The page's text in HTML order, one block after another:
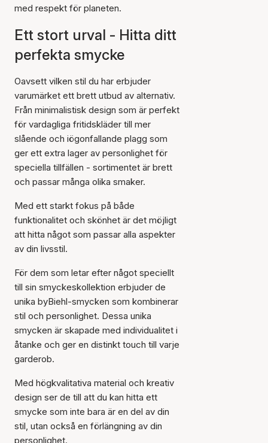
med respekt för planeten.
Ett stort urval - Hitta ditt
perfekta smycke
Oavsett vilken stil du har erbjuder
varumärket ett brett utbud av alternativ.
Från minimalistisk design som är perfekt
för vardagliga fritidskläder till mer
slående och iögonfallande plagg som
ger ett extra lager av personlighet för
speciella tillfällen - sortimentet är brett
och passar många olika smaker.
Med ett starkt fokus på både
funktionalitet och skönhet är det möjligt
att hitta något som passar alla aspekter
av din livsstil.
För dem som letar efter något speciellt
till sin smyckeskollektion erbjuder de
unika byBiehl-smycken som kombinerar
stil och personlighet. Dessa unika
smycken är skapade med individualitet i
åtanke och ger en distinkt touch till varje
garderob.
Med högkvalitativa material och kreativ
design ser de till att du kan hitta ett
smycke som inte bara är en del av din
stil, utan också en förlängning av din
personlighet.